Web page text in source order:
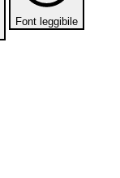
Font leggibile